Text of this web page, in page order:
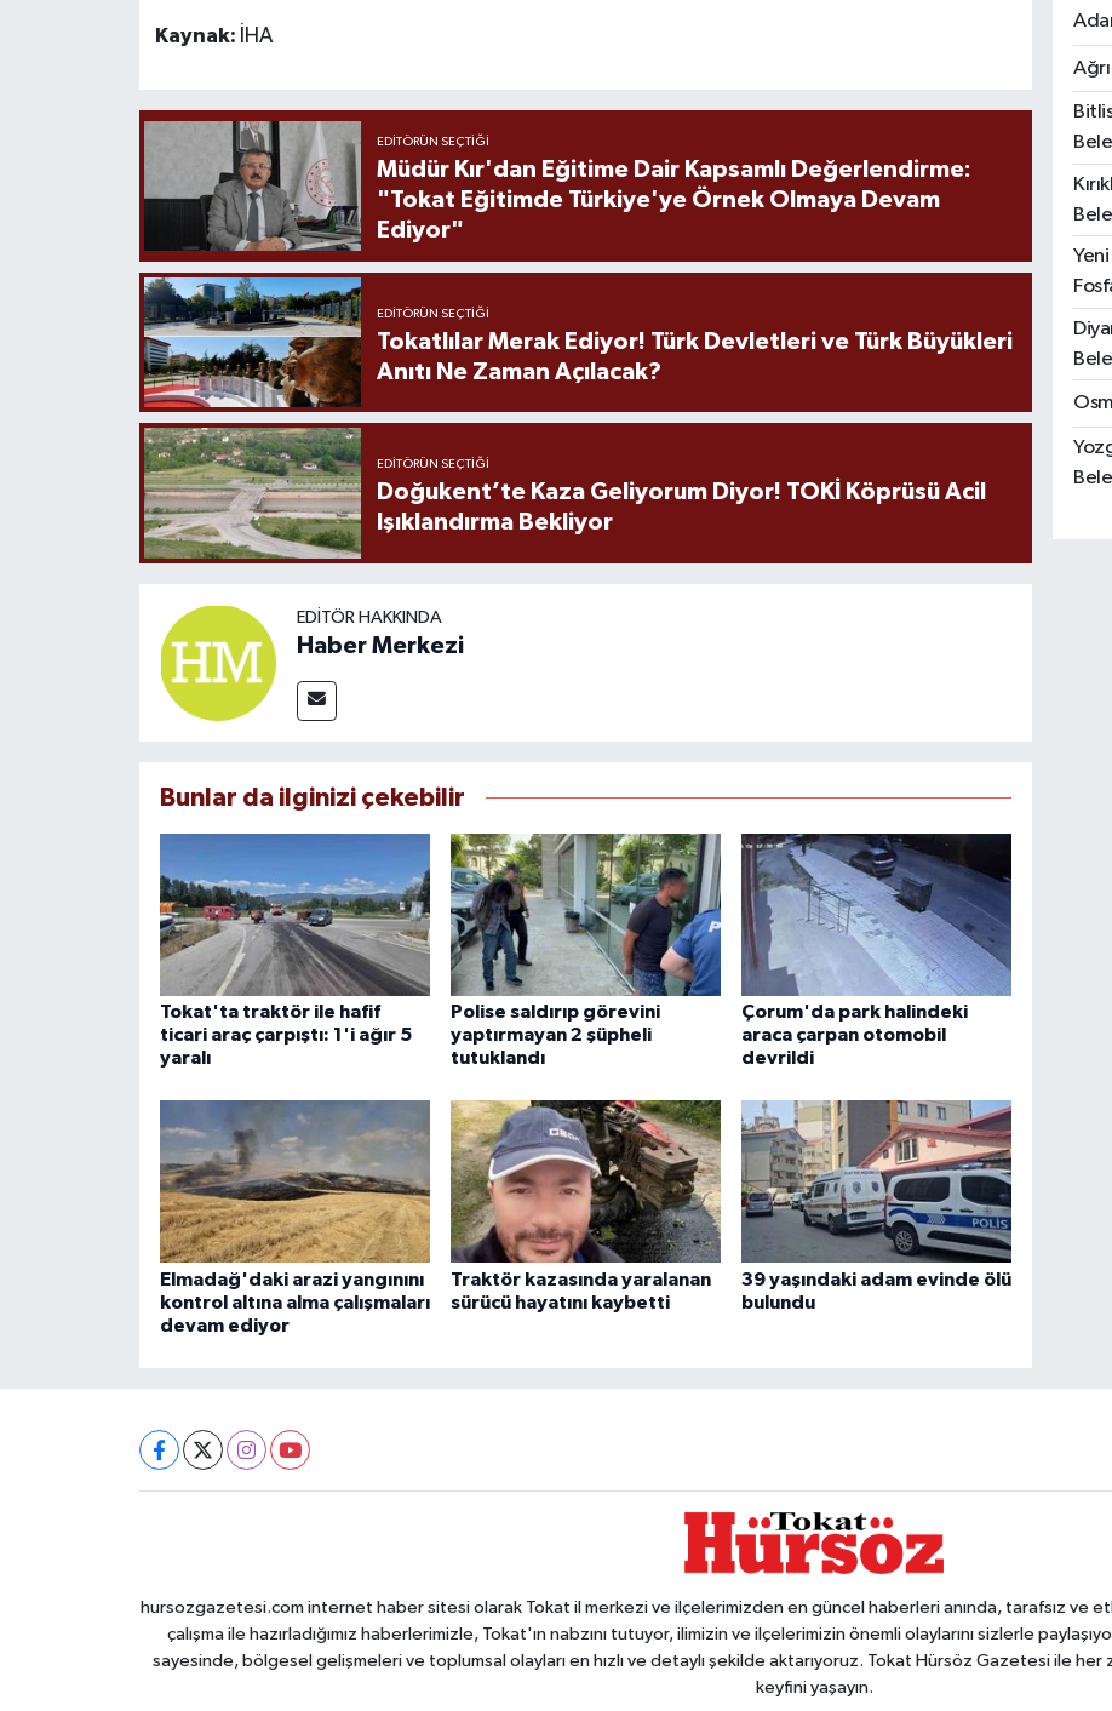
Kaynak: İHA
EDITÖRÜN SEÇTIĞI
Müdür Kır'dan Eğitime Dair Kapsamlı Değerlendirme:
"Tokat Eğitimde Türkiye'ye Örnek Olmaya Devam
Ediyor"
EDITÖRÜN SEÇTIĞI
Tokatlılar Merak Ediyor! Türk Devletleri ve Türk Büyükleri
Anıtı Ne Zaman Açılacak?
EDITÖRÜN SEÇTIĞI
Doğukent’te Kaza Geliyorum Diyor! TOKİ Köprüsü Acil
Işıklandırma Bekliyor
EDITÖR HAKKINDA
Haber Merkezi
Bunlar da ilginizi çekebilir
Tokat'ta traktör ile hafif
ticari araç çarpıştı: 1'i ağır 5
yaralı
Polise saldırıp görevini
yaptırmayan 2 şüpheli
tutuklandı
Çorum'da park halindeki
araca çarpan otomobil
devrildi
Elmadağ'daki arazi yangınını
kontrol altına alma çalışmaları
devam ediyor
Traktör kazasında yaralanan
sürücü hayatını kaybetti
39 yaşındaki adam evinde ölü
bulundu
hursozgazetesi.com internet haber sitesi olarak Tokat il merkezi ve ilçelerimizden en güncel haberleri anında, tarafsız ve
çalışma ile hazırladığımız haberlerimizle, Tokat'ın nabzını tutuyor, ilimizin ve ilçelerimizin önemli olaylarını sizlerle
sayesinde, bölgesel gelişmeleri ve toplumsal olayları en hızlı ve detaylı şekilde aktarıyoruz. Tokat Hürsöz Gazetesi ile her
keyfini yaşayın.